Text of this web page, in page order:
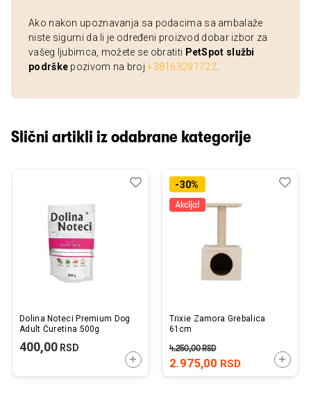
Ako nakon upoznavanja sa podacima sa ambalaže
niste sigurni da li je određeni proizvod dobar izbor za
vašeg ljubimca, možete se obratiti PetSpot službi
podrške pozivom na broj+38163291722
Slični artikli iz odabrane kategorije
Dolina Noteci Premium Dog
Adult Ćuretina 500g
400,00 RSD
DODAJTE U KORPU
Dodaj
Uporedi-30%
Trixie Zamora Grebalica
61cm
2.975,00 RSD
4.250,00RSD